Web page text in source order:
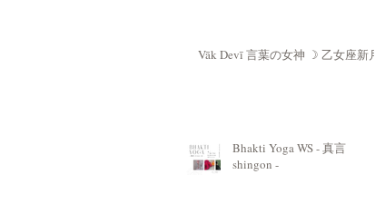
Vāk Devī 言葉の女神 ☽ 乙女座新月
Bhakti Yoga WS - 真言
shingon -